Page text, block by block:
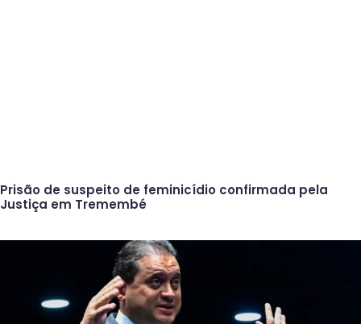
Prisão de suspeito de feminicídio confirmada pela
Justiça em Tremembé